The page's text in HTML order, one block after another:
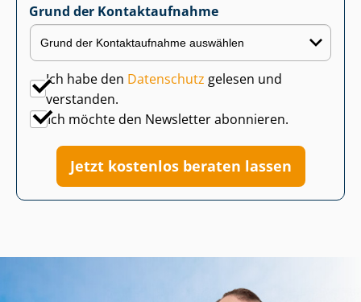
Grund der Kontaktaufnahme
Ich habe den Datenschutz gelesen und
verstanden.
Ich möchte den Newsletter abonnieren.
Jetzt kostenlos beraten lassen